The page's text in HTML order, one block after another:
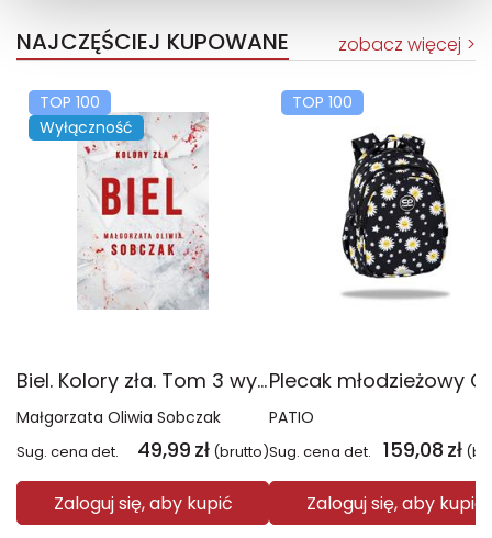
NAJCZĘŚCIEJ KUPOWANE zobacz więcej
TOP 100
Wyłączność
Biel. Kolory zła. Tom 3 wyd. 2025
Małgorzata Oliwia Sobczak
Sug. cena det. 49,99 zł (brutto)
Zaloguj się, aby kupić
TOP 100
PATIO
Sug. cena det. 159,08 zł
Zaloguj się, aby kupić